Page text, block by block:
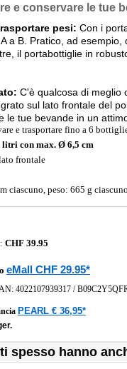
e conservare le tue
pesi: Con i
a B. Pratico, ad
il portabottiglie in
C'è qualcosa di meglio
sul lato frontale del
le tue bevande in un
e trasportare fino a 6
litri con max. Ø 6,5 cm
frontale
ciascuno, peso: 665 g ciascuno
CHF 39.95
eMall CHF 29.95*
4022107939317 /
PEARL € 36,95*
spesso hanno